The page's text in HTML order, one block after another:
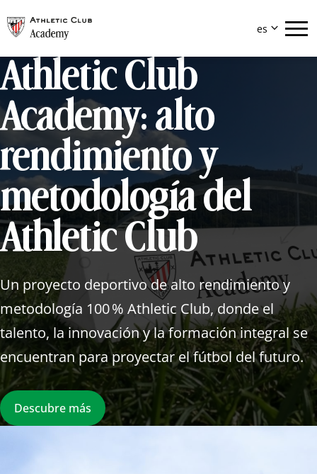
Eskola
es  
Athletic Club
Academy: alto
rendimiento y
metodología del
Athletic Club
Un proyecto deportivo de alto rendimiento y
metodología 100 % Athletic Club, donde el
talento, la innovación y la formación integral se
encuentran para proyectar el fútbol del futuro.
Descubre más